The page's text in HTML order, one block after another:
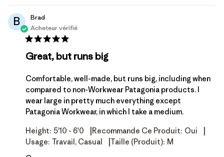
B
Brad
Acheteur vérifié
Great, but runs big
Comfortable, well-made, but runs big, including when
compared to non-Workwear Patagonia products. I
wear large in pretty much everything except
Patagonia Workwear, in which I take a medium.
Height: 5'10 - 6'0 Recommande Ce Produit: Oui
Usage: Travail, Casual Taille (produit): M